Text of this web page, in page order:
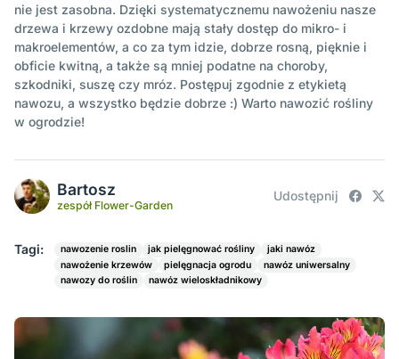
nie jest zasobna. Dzięki systematycznemu nawożeniu nasze
drzewa i krzewy ozdobne mają stały dostęp do mikro- i
makroelementów, a co za tym idzie, dobrze rosną, pięknie i
obficie kwitną, a także są mniej podatne na choroby,
szkodniki, suszę czy mróz. Postępuj zgodnie z etykietą
nawozu, a wszystko będzie dobrze :) Warto nawozić rośliny
w ogrodzie!
Bartosz
zespół Flower-Garden
Udostępnij
Tagi: nawozenie roslin jak pielęgnować rośliny
jaki nawóz
nawożenie krzewów
pielęgnacja ogrodu
nawóz uniwersalny
nawozy do roślin
nawóz wieloskładnikowy